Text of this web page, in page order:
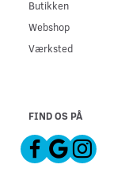
Butikken
Webshop
Værksted
FIND OS PÅ